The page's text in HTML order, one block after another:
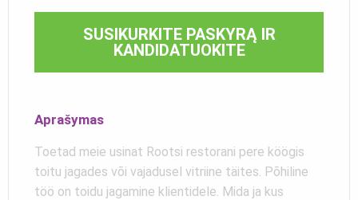
SUSIKURKITE PASKYRĄ IR
KANDIDATUOKITE
Aprašymas
Toetad meie usinat Rootsi restorani pere köögis
toitu jagades või vajadusel vitriine täites. Põhiline
töö on toidu jagamine klientidele. Mida ja kus